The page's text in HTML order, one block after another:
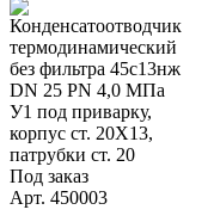
Под заказ
Арт. 450003